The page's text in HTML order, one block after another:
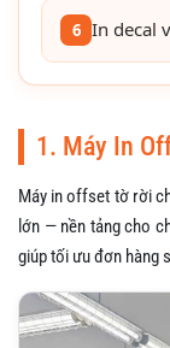
6 In decal
1. Máy In
Máy in offset tờ rời
lớn — nền tảng cho
giúp tối ưu đơn hàng